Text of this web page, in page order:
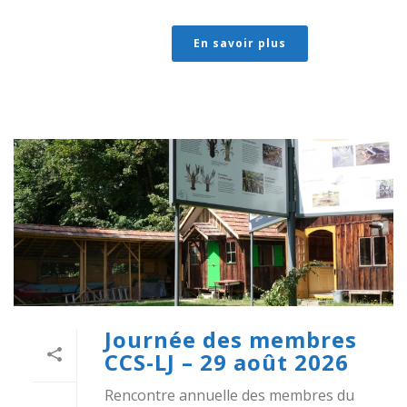
En savoir plus
Journée des membres
CCS-LJ – 29 août 2026
Rencontre annuelle des membres du